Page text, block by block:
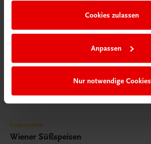
Cookies zulassen
Anpassen
Nur notwendige Cookies
Gastronomie
Wiener Süßspeisen